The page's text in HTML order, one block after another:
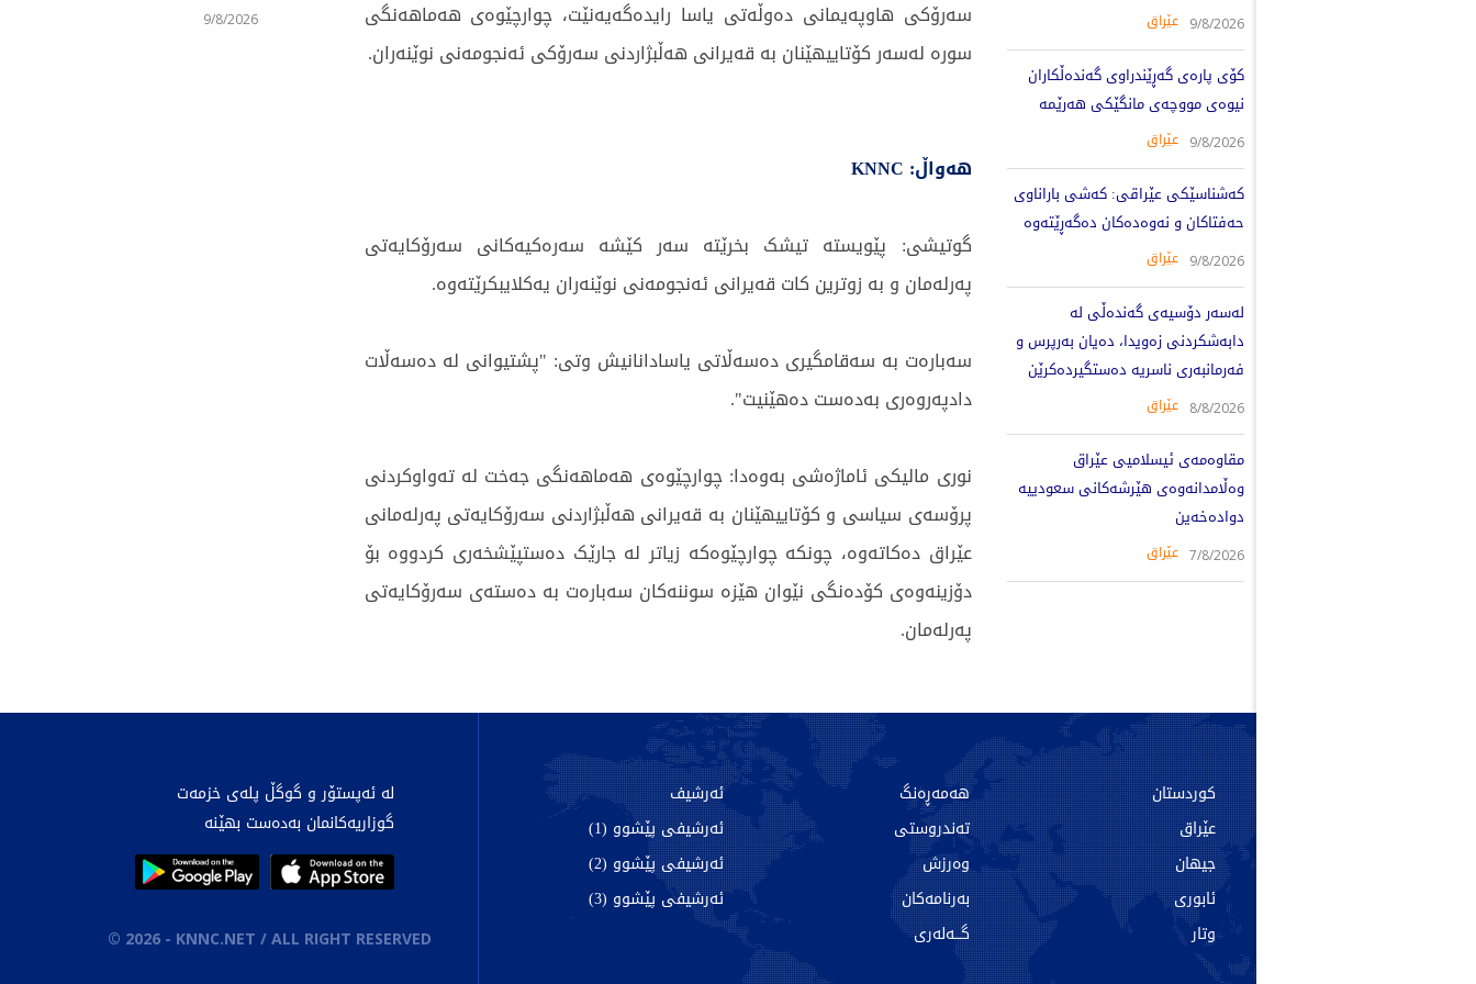
9/8/2026 عێراق
کۆی پارەی گەڕێندراوی گەندەڵکاران
نیوەی مووچەی مانگێکی هەرێمە
9/8/2026 عێراق
کەشناسێکی عێراقی: کەشی باراناوی
حەفتاکان و نەوەدەکان دەگەڕێتەوە
9/8/2026 عێراق
لەسەر دۆسیەی گەندەڵی لە
دابەشکردنی زەویدا، دەیان بەرپرس و
فەرمانبەری ناسریە دەستگیردەکرێن
8/8/2026 عێراق
مقاوەمەی ئیسلامیی عێراق
وەڵامدانەوەی هێرشەکانی سعودییە
دوادەخەین
7/8/2026 عێراق
سەرۆکی هاوپەیمانی دەوڵەتی یاسا رایدەگەیەنێت، چوارچێوەی هەماهەنگی
سورە لەسەر کۆتاییهێنان بە قەیرانی هەڵبژاردنی سەرۆکی ئەنجومەنی نوێنەران.
هەواڵ: KNNC
گوتیشی: پێویستە تیشک بخرێتە سەر کێشە سەرەکیەکانی سەرۆکایەتی
پەرلەمان و بە زوترین کات قەیرانی ئەنجومەنی نوێنەران یەکلایبکرێتەوە.
سەبارەت بە سەقامگیری دەسەڵاتی یاسادانانیش وتی: "پشتیوانی لە دەسەڵات
دادپەروەری بەدەست دەهێنیت".
نوری مالیکی ئاماژەشی بەوەدا: چوارچێوەی هەماهەنگی جەخت لە تەواوکردنی
پرۆسەی سیاسی و کۆتاییهێنان بە قەیرانی هەڵبژاردنی سەرۆکایەتی پەرلەمانی
عێراق دەکاتەوە، چونکە چوارچێوەکە زیاتر لە جارێک دەستپێشخەری کردووە بۆ
دۆزینەوەی کۆدەنگی نێوان هێزە سوننەکان سەبارەت بە دەستەی سەرۆکایەتی
پەرلەمان.
9/8/2026
کوردستان
عێراق
جیهان
ئابوری
وتار
هەمەڕەنگ
تەندروستی
وەرزش
بەرنامەکان
گـــەلەری
ئەرشیف
ئەرشیفی پێشوو (1)
ئەرشیفی پێشوو (2)
ئەرشیفی پێشوو (3)
لە ئەپستۆر و گوگڵ پلەی خزمەت
گوزاریەکانمان بەدەست بهێنە
© 2026- KNNC.NET / ALL RIGHT RESERVED